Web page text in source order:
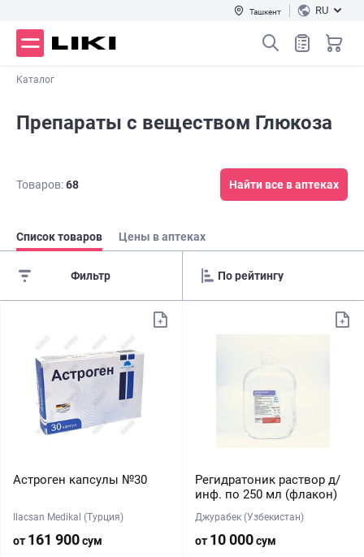
Ташкент RU
Каталог
Препараты с веществом Глюкоза
Товаров:68 Найти все в аптеках
Список товаров Цены в аптеках
Фильтр
Астроген капсулы №30
Ilacsan Medikal (Турция)
от 161 900сум
Регидратоник раствор д/
инф. по 250 мл (флакон)
Джурабек (Узбекистан)
от 10 000сум